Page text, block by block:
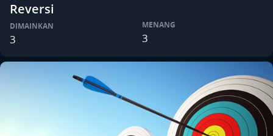
Reversi
DIMAINKAN
3
MENANG
3